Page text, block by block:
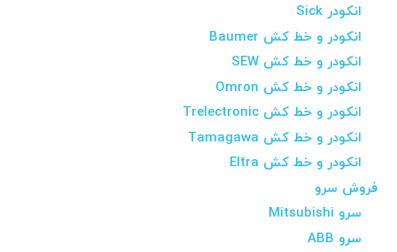
انکودر Sick
انکودر و خط کش Baumer
انکودر و خط کش SEW
انکودر و خط کش Omron
انکودر و خط کش Trelectronic
انکودر و خط کش Tamagawa
انکودر و خط کش Eltra
فروش سرو
سرو Mitsubishi
سرو ABB